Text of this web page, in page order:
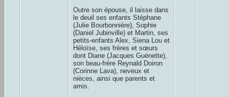
Outre son épouse, il laisse dans
le deuil ses enfants Stéphane
(Julie Bourbonnière), Sophie
(Daniel Jubinville) et Martin, ses
petits-enfants Alex, Siena Lou et
Héloïse, ses frères et sœurs
dont Diane (Jacques Guénette),
son beau-frère Reynald Doiron
(Corinne Lava), neveux et
nièces, ainsi que parents et
amis.